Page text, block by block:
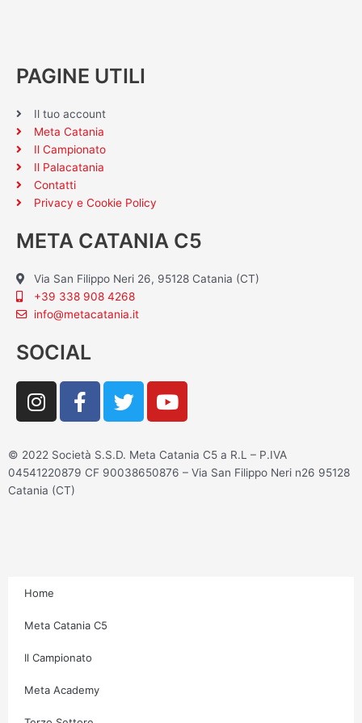
PAGINE UTILI
Il tuo account
Meta Catania
Il Campionato
Il Palacatania
Contatti
Privacy e Cookie Policy
META CATANIA C5
Via San Filippo Neri 26, 95128 Catania (CT)
+39 338 908 4268
info@metacatania.it
SOCIAL
I
n
t
a
g
F
a
e
b
T
w
t
t
Y
o
t
u
© 2022 Società S.S.D. Meta Catania C5 a R.L – P.IVA
04541220879 CF 90038650876 – Via San Filippo Neri n26 95128
Catania (CT)
Home
Meta Catania C5
Il Campionato
Meta Academy